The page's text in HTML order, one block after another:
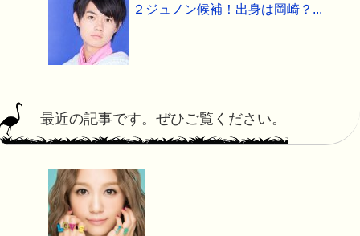
２ジュノン候補！出身は岡崎？...
最近の記事です。ぜひご覧ください。